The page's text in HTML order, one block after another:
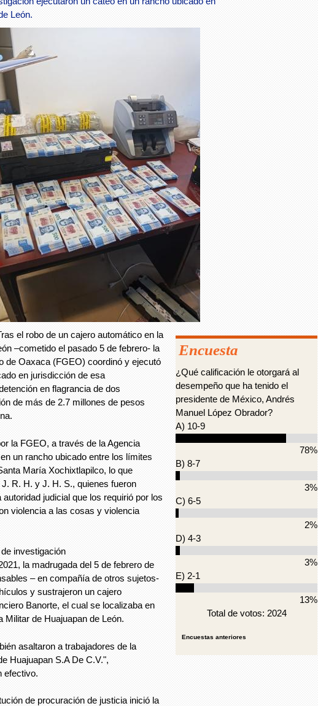
León.
el robo de un cajero automático en la
–cometido el pasado 5 de febrero- la
de Oaxaca (FGEO) coordinó y ejecutó
en jurisdicción de esa
en flagrancia de dos
de más de 2.7 millones de pesos
la FGEO, a través de la Agencia
un rancho ubicado entre los límites
María Xochixtlapilco, lo que
R. H. y J. H. S., quienes fueron
judicial que los requirió por los
violencia a las cosas y violencia
investigación
la madrugada del 5 de febrero de
– en compañía de otros sujetos-
y sustrajeron un cajero
Banorte, el cual se localizaba en
Militar de Huajuapan de León.
asaltaron a trabajadores de la
Huajuapan S.A De C.V.",
efectivo.
de procuración de justicia inició la
Encuesta
¿Qué calificación le otorgará al
desempeño que ha tenido el
presidente de México, Andrés
Manuel López Obrador?
A) 10-9
78%
B) 8-7
3%
C) 6-5
2%
D) 4-3
3%
E) 2-1
13%
Total de votos: 2024
Encuestas anteriores